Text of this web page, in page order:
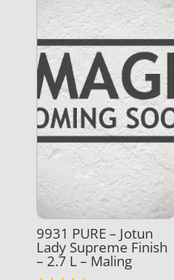
9931 PURE – Jotun
Lady Supreme Finish
– 2.7 L – Maling